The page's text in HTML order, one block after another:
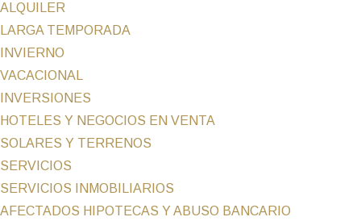
ALQUILER
LARGA TEMPORADA
INVIERNO
VACACIONAL
INVERSIONES
HOTELES Y NEGOCIOS EN VENTA
SOLARES Y TERRENOS
SERVICIOS
SERVICIOS INMOBILIARIOS
AFECTADOS HIPOTECAS Y ABUSO BANCARIO